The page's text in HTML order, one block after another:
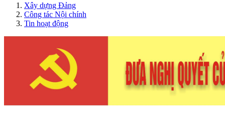
Xây dựng Đảng
Công tác Nội chính
Tin hoạt động